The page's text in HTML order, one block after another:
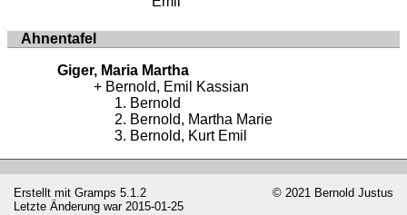
Ahnentafel
Giger, Maria Martha
Bernold, Emil Kassian
Bernold
Bernold, Martha Marie
Bernold, Kurt Emil
Erstellt mit Gramps 5.1.2
Letzte Änderung war 2015-01-25
© 2021 Bernold Justus